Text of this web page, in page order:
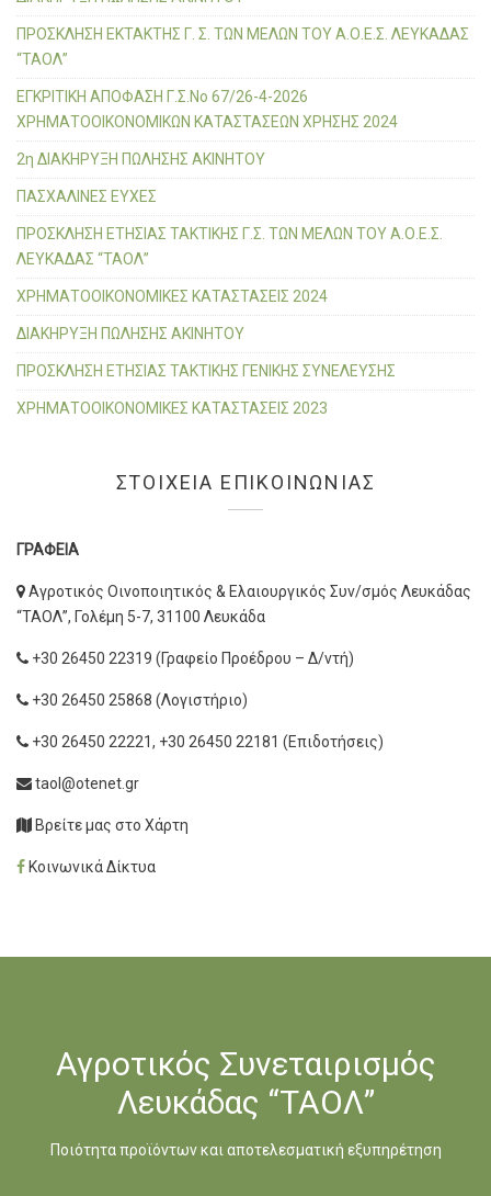
r
:
ΠΡΟΣΚΛΗΣΗ ΕΚΤΑΚΤΗΣ Γ. Σ. ΤΩΝ ΜΕΛΩΝ ΤΟΥ Α.Ο.Ε.Σ. ΛΕΥΚΑΔΑΣ
“ΤΑΟΛ”
ΕΓΚΡΙΤΙΚΗ ΑΠΟΦΑΣΗ Γ.Σ.Νο 67/26-4-2026
ΧΡΗΜΑΤΟΟΙΚΟΝΟΜΙΚΩΝ ΚΑΤΑΣΤΑΣΕΩΝ ΧΡΗΣΗΣ 2024
2η ΔΙΑΚΗΡΥΞΗ ΠΩΛΗΣΗΣ ΑΚΙΝΗΤΟΥ
ΠΑΣΧΑΛΙΝΕΣ ΕΥΧΕΣ
ΠΡΟΣΚΛΗΣΗ ΕΤΗΣΙΑΣ ΤΑΚΤΙΚΗΣ Γ.Σ. ΤΩΝ ΜΕΛΩΝ ΤΟΥ Α.Ο.Ε.Σ.
ΛΕΥΚΑΔΑΣ “ΤΑΟΛ”
ΧΡΗΜΑΤΟΟΙΚΟΝΟΜΙΚΕΣ ΚΑΤΑΣΤΑΣΕΙΣ 2024
ΔΙΑΚΗΡΥΞΗ ΠΩΛΗΣΗΣ ΑΚΙΝΗΤΟΥ
ΠΡΟΣΚΛΗΣΗ ΕΤΗΣΙΑΣ ΤΑΚΤΙΚΗΣ ΓΕΝΙΚΗΣ ΣΥΝΕΛΕΥΣΗΣ
ΧΡΗΜΑΤΟΟΙΚΟΝΟΜΙΚΕΣ ΚΑΤΑΣΤΑΣΕΙΣ 2023
ΣΤΟΙΧΕΙΑ ΕΠΙΚΟΙΝΩΝΙΑΣ
ΓΡΑΦΕΙΑ
Αγροτικός Οινοποιητικός & Ελαιουργικός Συν/σμός Λευκάδας
“ΤΑΟΛ”, Γολέμη 5-7, 31100 Λευκάδα
+30 26450 22319 (Γραφείο Προέδρου – Δ/ντή)
+30 26450 25868 (Λογιστήριο)
+30 26450 22221, +30 26450 22181 (Επιδοτήσεις)
taol@otenet.gr
Βρείτε μας στο Χάρτη
Κοινωνικά Δίκτυα
Αγροτικός Συνεταιρισμός
Λευκάδας “ΤΑΟΛ”
Ποιότητα προϊόντων και αποτελεσματική εξυπηρέτηση